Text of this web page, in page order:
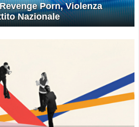
Porn, Violenza
Nazionale